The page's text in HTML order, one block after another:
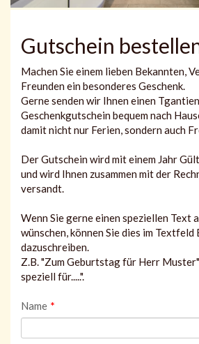
Gutschein
Machen Sie einem lieben Bekannten,
Freunden ein besonderes Geschenk.
Gerne senden wir Ihnen einen
Geschenkgutschein bequem nach
damit nicht nur Ferien, sondern auch
Der Gutschein wird mit einem Jahr
und wird Ihnen zusammen mit der
versandt.
Wenn Sie gerne einen speziellen Text
wünschen, können Sie dies im Textfeld
dazuschreiben.
Z.B. "Zum Geburtstag für Herr
speziell für.....".
Name *